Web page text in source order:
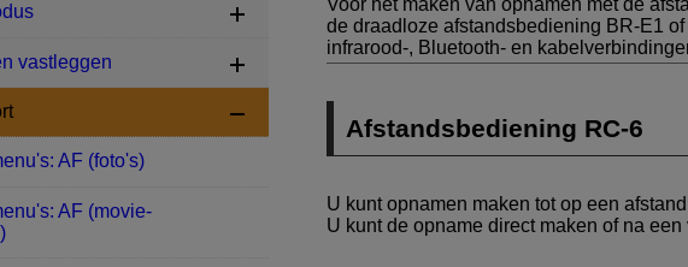
Voor het maken van opnamen met de
de draadloze afstandsbediening BR-E1
infrarood-, Bluetooth- en
Afstandsbediening RC-6
U kunt opnamen maken tot op een
U kunt de opname direct maken of na
vastleggen
AF (foto's)
AF (movie-